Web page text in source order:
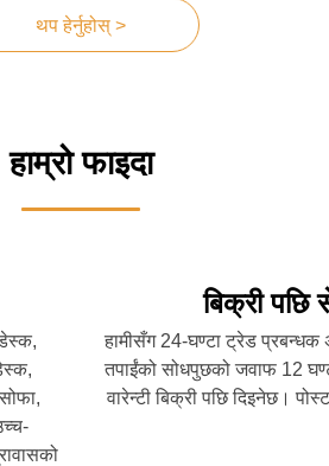
थप हेर्नुहोस् >
हाम्रो फाइदा
डेस्क,
बिक्री पछि
हामीसँग 24-घण्टा ट्रेड
तपाईंको सोधपुछको जवाफ 12
वारेन्टी बिक्री पछि दिइनेछ।